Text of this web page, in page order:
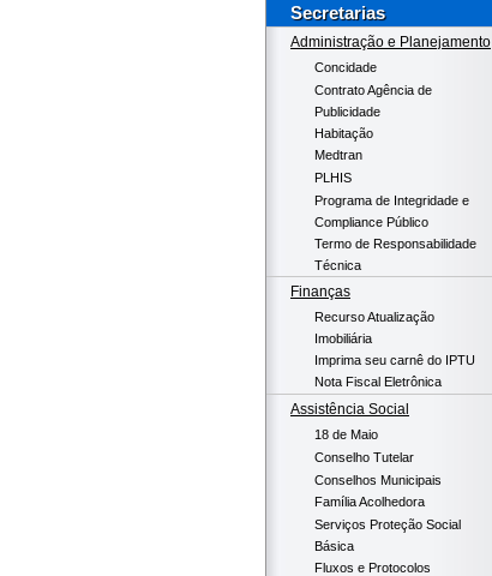
Secretarias
Administração e Planejamento
Concidade
Contrato Agência de
Publicidade
Habitação
Medtran
PLHIS
Programa de Integridade e
Compliance Público
Termo de Responsabilidade
Técnica
Finanças
Recurso Atualização
Imobiliária
Imprima seu carnê do IPTU
Nota Fiscal Eletrônica
Assistência Social
18 de Maio
Conselho Tutelar
Conselhos Municipais
Família Acolhedora
Serviços Proteção Social
Básica
Fluxos e Protocolos